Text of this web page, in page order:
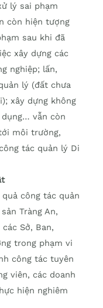
lý sai phạm
còn hiện tượng
sau khi đã
xây dựng các
nghiệp; lấn,
lý (đất chưa
xây dựng không
vẫn còn
môi trường,
tác quản lý Di
công tác quản
Tràng An,
Sở, Ban,
trong phạm vi
công tác tuyên
viên, các doanh
hiện nghiêm